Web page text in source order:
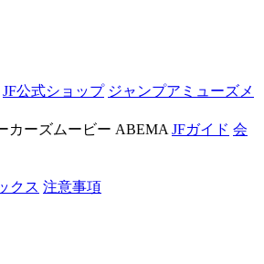
JF公式ショップ ジャンプアミューズメ
カーズムービー ABEMA JFガイド 会
クス 注意事項